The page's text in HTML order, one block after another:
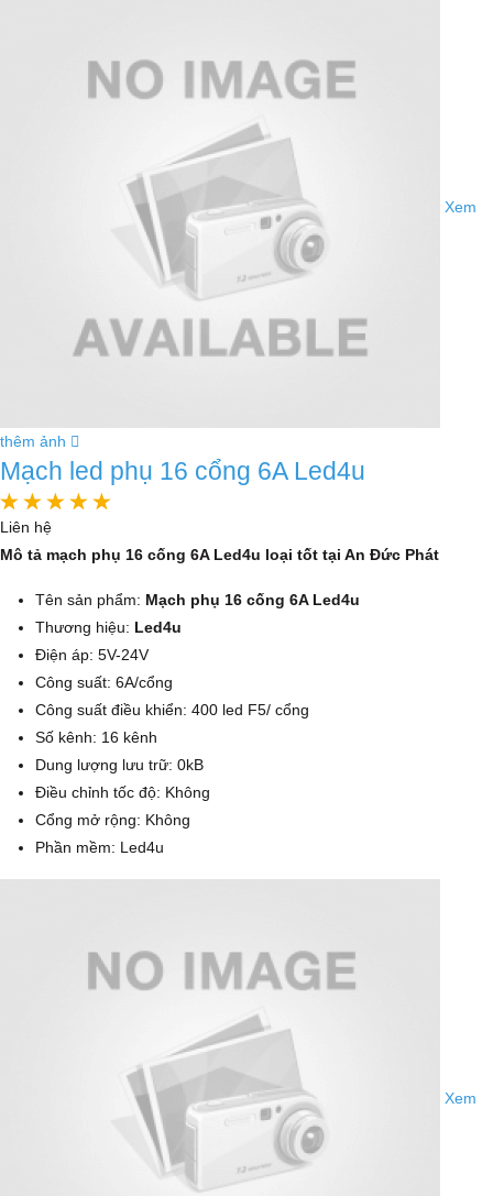
Xem
thêm ảnh
Mạch led phụ 16 cổng 6A Led4u
Liên hệ
Mô tả mạch phụ 16 cống 6A Led4u loại tốt tại An Đức Phát
Tên sản phẩm: Mạch phụ 16 cống 6A Led4u
Thương hiệu: Led4u
Điện áp: 5V-24V
Công suất: 6A/cổng
Công suất điều khiển: 400 led F5/ cổng
Số kênh: 16 kênh
Dung lượng lưu trữ: 0kB
Điều chỉnh tốc độ: Không
Cổng mở rộng: Không
Phần mềm: Led4u
Xem